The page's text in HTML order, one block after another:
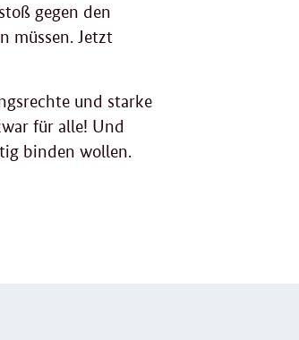
gegen den
müssen. Jetzt
und starke
für alle! Und
binden wollen.